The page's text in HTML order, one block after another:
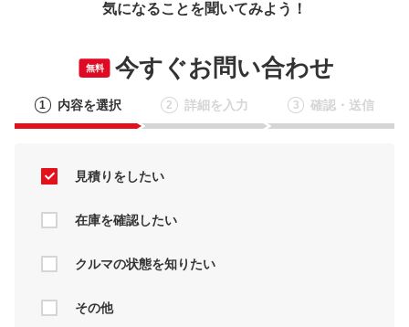
気になることを聞いてみよう！
無料 今すぐお問い合わせ
1 内容を選択 2 詳細を入力 3 確認・送信
見積りをしたい
在庫を確認したい
クルマの状態を知りたい
その他